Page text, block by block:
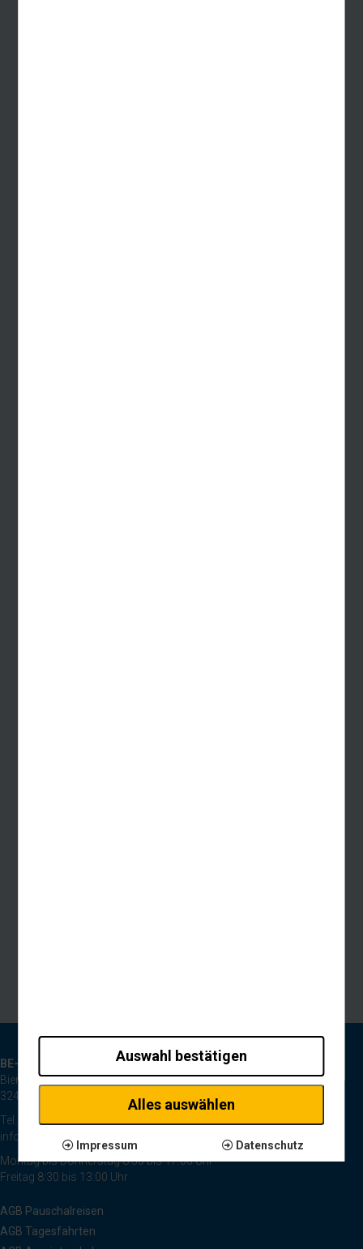
BE-Reisen GmbH
Bierpohlweg 125
32425 Minden
Tel.: 0571 44334
info@be-reisen.de
Montag bis Donnerstag 8:30 bis 17:00 Uhr
Freitag 8:30 bis 13:00 Uhr
AGB Pauschalreisen
AGB Tagesfahrten
Auswahl bestätigen
Alles auswählen
Impressum Datenschutz